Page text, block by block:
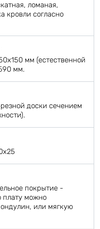
ломаная,
кровли согласно
мм (естественной
мм.
доски сечением
покрытие -
плату можно
или мягкую